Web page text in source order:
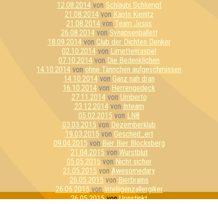
12.08.2014von Schlaubi Schlumpf
21.08.2014von Käptn Kienitz
21.08.2014 von Team Jesus
26.08.2014von Synapsenballett
18.09.2014von Club der Dichten Denker
02.10.2014 von Limettenraspel
07.10.2014 von Die Bedenklichen
14.10.2014 von ohne Tännchen aufgeschmissen
14.10.2014von Ganz nah dran
16.10.2014 von Herrengedeck
27.11.2014von Umberto
23.12.2014von Inteam
05.02.2015 von LN8
03.03.2015 von Dezemberklub
19.03.2015 von Gescheit_ert
09.04.2015 von Bier Bier Blocksberg
21.04.2015 von Wurstblut
05.05.2015 von Nicht sicher
21.05.2015 von Awesomedary
26.05.2015 von Bierbrains
26.05.2015 von Intelligenzallergiker
26.05.2015vonUrinstinkt